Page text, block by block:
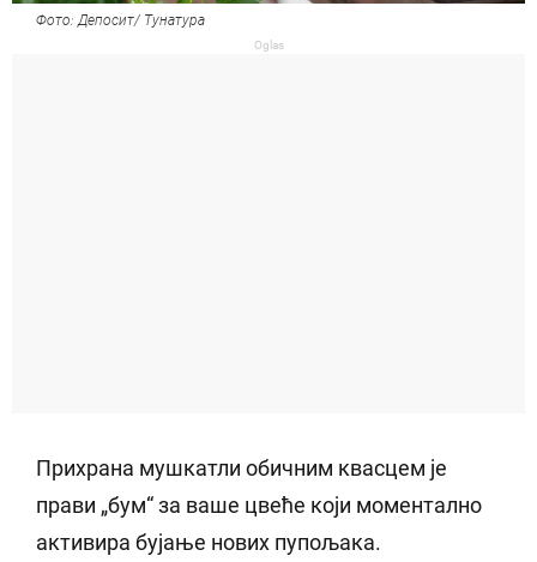
Фото: Депосит/ Тунатура
Oglas
Прихрана мушкатли обичним квасцем је
прави „бум“ за ваше цвеће који моментално
активира бујање нових пупољака.